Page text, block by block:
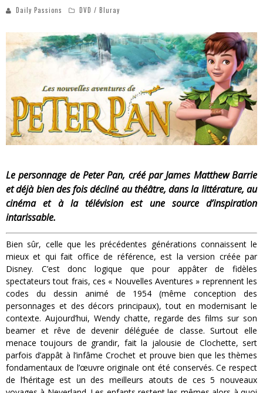
Star Fox
PsyRiver 2026 : la magie revient sur les rives de l’Aar
« MOFUSAND / Parler Japonais » – Des Expressions Pratiques !
« Dr Wertham / L’homme qui étudia les tueurs en série » - Un Métier à Risque !
« Le Vent dand les Saules » - Une Belle Histoire !
« Damn Them All » - Un duo de Choc !
Yoshi and the mysterious book
Daily Passions DVD / Bluray
Le personnage de Peter Pan, créé par James Matthew Barrie
et déjà bien des fois décliné au théâtre, dans la littérature, au
cinéma et à la télévision est une source d’inspiration
intarissable.
Bien sûr, celle que les précédentes générations connaissent le
mieux et qui fait office de référence, est la version créée par
Disney. C’est donc logique que pour appâter de fidèles
spectateurs tout frais, ces « Nouvelles Aventures » reprennent les
codes du dessin animé de 1954(même conception des
personnages et des décors principaux), tout en modernisant le
contexte. Aujourd’hui, Wendy chatte, regarde des films sur son
beameret rêve de devenir déléguée de classe. Surtout elle
menace toujours de grandir, fait la jalousie de Clochette, sert
parfois d’appât à l’infâme Crochet et prouve bien que les thèmes
fondamentaux de l’œuvre originale ont été conservés. Ce respect
de l’héritage est un des meilleurs atouts de ces 5 nouveaux